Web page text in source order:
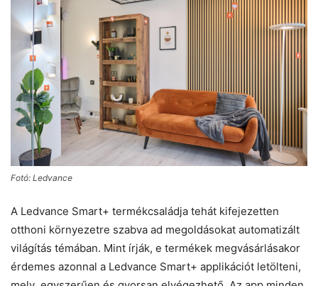
Fotó: Ledvance
A Ledvance Smart+ termékcsaládja tehát kifejezetten
otthoni környezetre szabva ad megoldásokat automatizált
világítás témában. Mint írják, e termékek megvásárlásakor
érdemes azonnal a Ledvance Smart+ applikációt letölteni,